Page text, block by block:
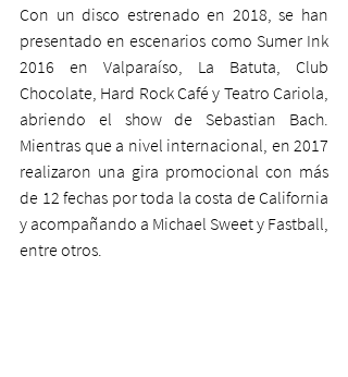
Con un disco estrenado en 2018, se han
presentado en escenarios como Sumer Ink
2016 en Valparaíso, La Batuta, Club
Chocolate, Hard Rock Café y Teatro Cariola,
abriendo el show de Sebastian Bach.
Mientras que a nivel internacional, en 2017
realizaron una gira promocional con más
de 12 fechas por toda la costa de California
y acompañando a Michael Sweet y Fastball,
entre otros.